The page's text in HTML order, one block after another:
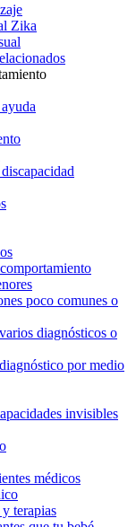
Zika
poco comunes o
diagnósticos o
por medio
invisibles
médicos
terapias